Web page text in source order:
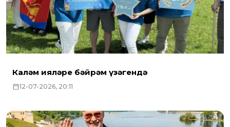
Каләм ияләре бәйрәм үзәгендә
12-07-2026, 20:11